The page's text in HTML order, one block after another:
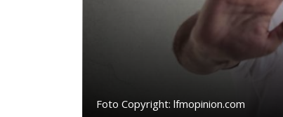
Foto Copyright: lfmopinion.com